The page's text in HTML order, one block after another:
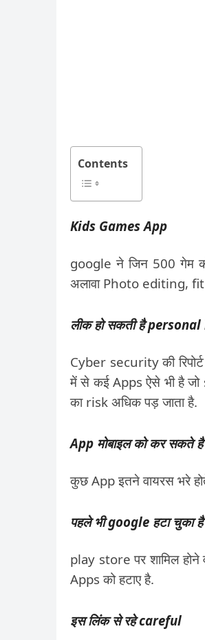
Contents
Kids Games App
google ने जिन 500 गेम
अलावा Photo editing,
लीक हो सकती है
Cyber security की
में से कई Apps ऐसे भी है
का risk अधिक पड़ जाता है.
App मोबाइल को कर सकते
कुछ App इतने वायरस भरे
पहले भी google हटा चुका
play store पर शामिल
Apps को हटाए है.
इस लिंक से रहे careful